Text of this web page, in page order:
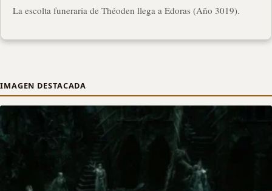
La escolta funeraria de Théoden llega a Edoras (Año 3019).
IMAGEN DESTACADA